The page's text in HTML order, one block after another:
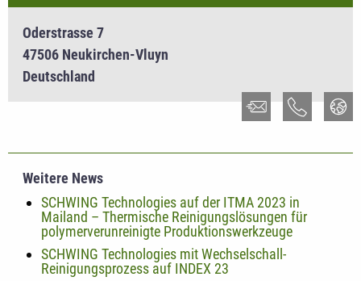
Oderstrasse 7
47506 Neukirchen-Vluyn
Deutschland
Weitere News
SCHWING Technologies auf der ITMA 2023 in
Mailand – Thermische Reinigungslösungen für
polymerverunreinigte Produktionswerkzeuge
SCHWING Technologies mit Wechselschall-
Reinigungsprozess auf INDEX 23